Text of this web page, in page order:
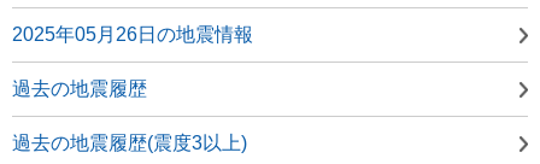
2025年05月26日の地震情報
過去の地震履歴
過去の地震履歴(震度3以上)